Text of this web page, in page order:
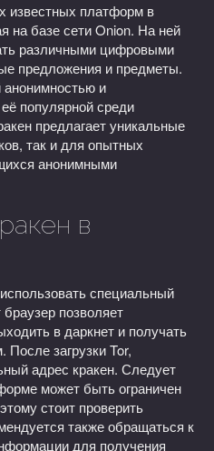
известных платформ в
на базе сети Onion. На ней
различными цифровыми
предложения и предметы.
и
популярной среди
предлагает уникальные
так и для опытных
анонимными
в
специальный
браузер позволяет
в даркнет и получать
загрузки Tor,
адрес кракен. Следует
может быть ограничен
стоит проверить
также обращаться к
для получения